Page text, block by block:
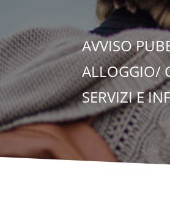
AVVISO
ALLOGGIO/
SERVIZI E